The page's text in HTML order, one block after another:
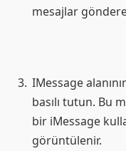
mesajlar
IMessage
basılı tutun. Bu
bir iMessage
görüntülenir.